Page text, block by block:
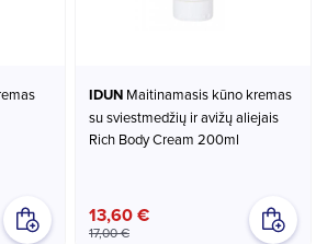
IDUN
su sviestmedžių ir avižų aliejais
Rich Body Cream 200ml
13,60 €
17,00 €